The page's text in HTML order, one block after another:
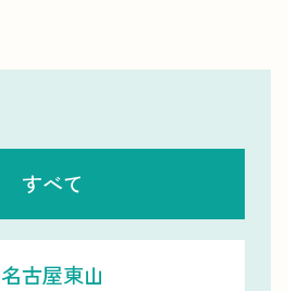
すべて
名古屋東山